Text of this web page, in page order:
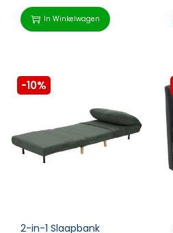
In Winkelwagen
-10%
2-in-1 Slaapbank